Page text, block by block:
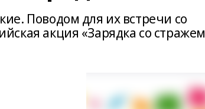
Поводом для их встречи со
акция «Зарядка со стражем